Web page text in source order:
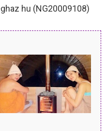
hu (NG20009108)